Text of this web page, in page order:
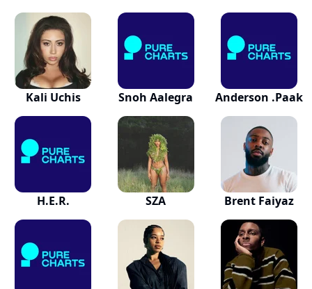
Kali Uchis Snoh Aalegra Anderson .Paak
H.E.R. SZA Brent Faiyaz